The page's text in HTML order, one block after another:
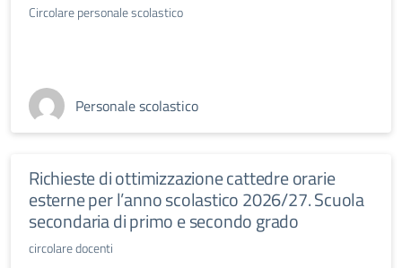
Circolare personale scolastico
Personale scolastico
Richieste di ottimizzazione cattedre orarie
esterne per l’anno scolastico 2026/27. Scuola
secondaria di primo e secondo grado
circolare docenti